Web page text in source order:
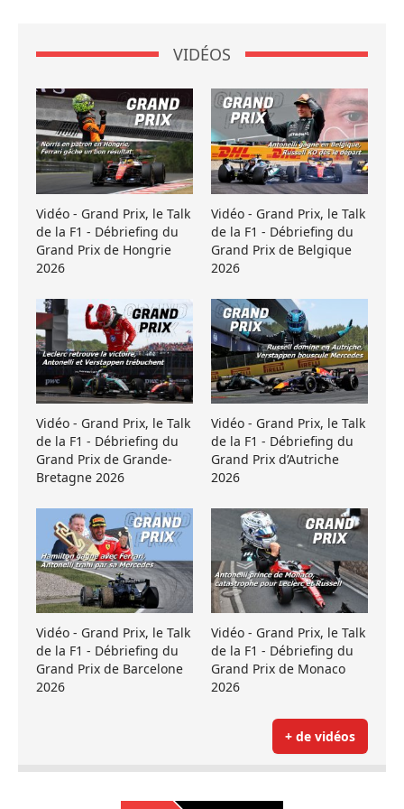
VIDÉOS
Vidéo - Grand Prix, le Talk
de la F1 - Débriefing du
Grand Prix de Hongrie
2026
Vidéo - Grand Prix, le Talk
de la F1 - Débriefing du
Grand Prix de Belgique
2026
Vidéo - Grand Prix, le Talk
de la F1 - Débriefing du
Grand Prix de Grande-
Bretagne 2026
Vidéo - Grand Prix, le Talk
de la F1 - Débriefing du
Grand Prix d’Autriche
2026
Vidéo - Grand Prix, le Talk
de la F1 - Débriefing du
Grand Prix de Barcelone
2026
Vidéo - Grand Prix, le Talk
de la F1 - Débriefing du
Grand Prix de Monaco
2026
+ de vidéos